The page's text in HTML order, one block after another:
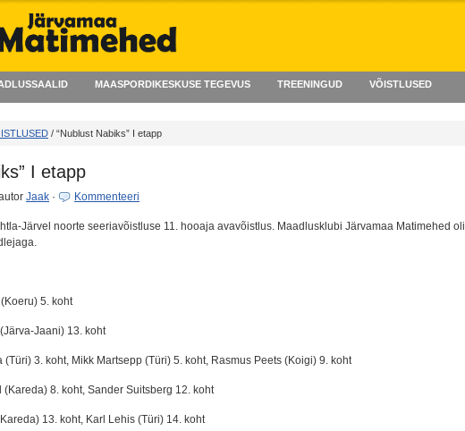
MAASPORDIKESKUSE TEGEVUS TREENINGUD VÕISTLUSED
/ “Nublust Nabiks” I etapp
I etapp
Jaak · Kommenteeri
Järvel noorte seeriavõistluse 11. hooaja avavõistlus. Maadlusklubi Järvamaa Matimehed oli
5. koht
Jaani) 13. koht
(Türi) 3. koht, Mikk Martsepp (Türi) 5. koht, Rasmus Peets (Koigi) 9. koht
(Kareda) 8. koht, Sander Suitsberg 12. koht
13. koht, Karl Lehis (Türi) 14. koht